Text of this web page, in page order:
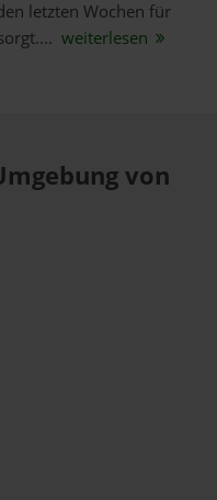
letzten Wochen für
weiterlesen
von